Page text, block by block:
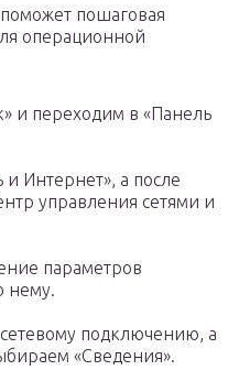
пошаговая
операционной
и переходим в «Панель
и Интернет», а после
управления сетями и
параметров
нему.
подключению, а
«Сведения».